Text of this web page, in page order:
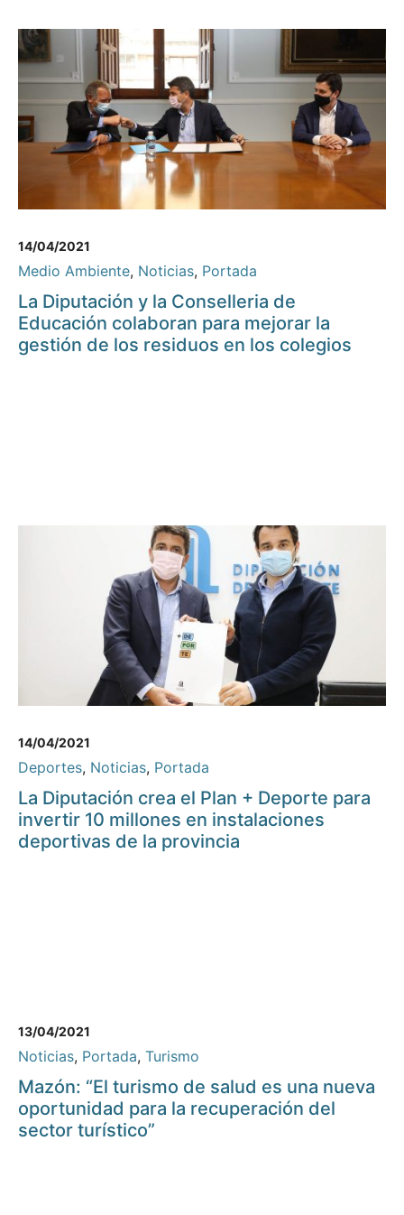
14/04/2021
Medio Ambiente, Noticias, Portada
La Diputación y la Conselleria de
Educación colaboran para mejorar la
gestión de los residuos en los colegios
14/04/2021
Deportes, Noticias, Portada
La Diputación crea el Plan + Deporte para
invertir 10 millones en instalaciones
deportivas de la provincia
13/04/2021
Noticias, Portada, Turismo
Mazón: “El turismo de salud es una nueva
oportunidad para la recuperación del
sector turístico”